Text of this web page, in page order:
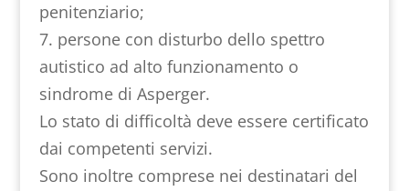
penitenziario;
7. persone con disturbo dello spettro
autistico ad alto funzionamento o
sindrome di Asperger.
Lo stato di difficoltà deve essere certificato
dai competenti servizi.
Sono inoltre comprese nei destinatari del